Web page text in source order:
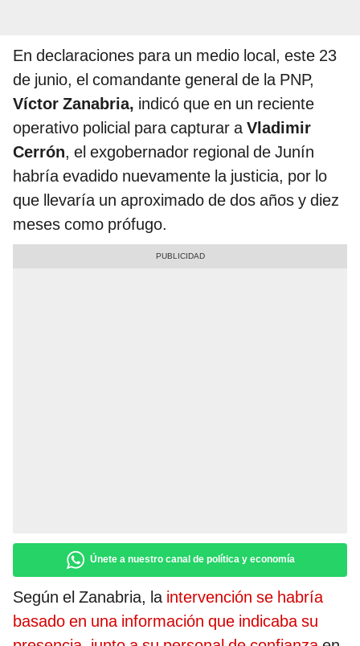
En declaraciones para un medio local, este 23
de junio, el comandante general de la PNP,
Víctor Zanabria, indicó que en un reciente
operativo policial para capturar aVladimir
Cerrón, el exgobernador regional de Junín
habría evadido nuevamente la justicia, por lo
que llevaría un aproximado de dos años y diez
meses como prófugo.
Únete a nuestro canal de política y economía
Según el Zanabria, laintervención se habría
basado en una información que indicaba su